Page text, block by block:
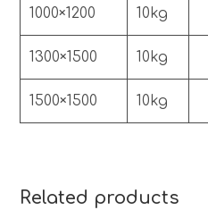
1000×1200 10kg
1300×1500 10kg
1500×1500 10kg
Related products